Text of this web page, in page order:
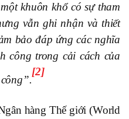
khuôn khổ có sự tham
vẫn ghi nhận và thiết
bảo đáp ứng các nghĩa
công trong cải cách của
[2]
hàng Thế giới (World